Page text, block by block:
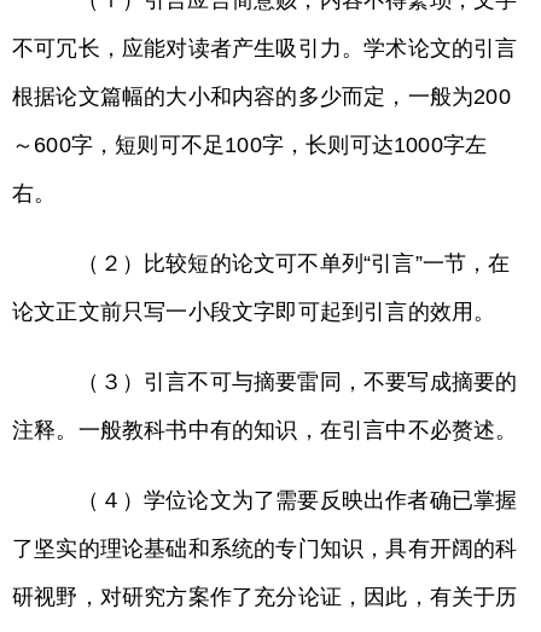
不可冗长，应能对读者产生吸引力。学术论文的引言
根据论文篇幅的大小和内容的多少而定，一般为200
～600字，短则可不足100字，长则可达1000字左
右。
（２）比较短的论文可不单列“引言”一节，在
论文正文前只写一小段文字即可起到引言的效用。
（３）引言不可与摘要雷同，不要写成摘要的
注释。一般教科书中有的知识，在引言中不必赘述。
（４）学位论文为了需要反映出作者确已掌握
了坚实的理论基础和系统的专门知识，具有开阔的科
研视野，对研究方案作了充分论证，因此，有关于历